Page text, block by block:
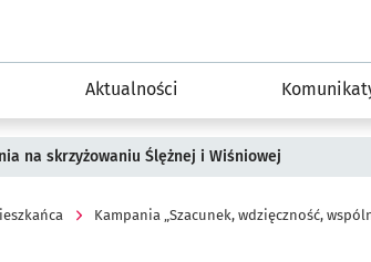
Aktualności
na skrzyżowaniu Ślężnej i Wiśniowej
Kampania „Szacunek, wdzięczność,